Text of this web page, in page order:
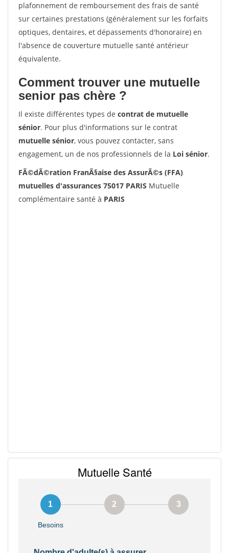
plafonnement de remboursement des frais de santé
sur certaines prestations (généralement sur les forfaits
optiques, dentaires, et dépassements d'honoraire) en
l'absence de couverture mutuelle santé antérieur
équivalente.
Comment trouver une mutuelle
senior pas chère ?
Il existe différentes types de contrat de mutuelle
sénior. Pour plus d'informations sur le contrat
mutuelle sénior, vous pouvez contacter, sans
engagement, un de nos professionnels de la Loi sénior.
FÃ©dÃ©ration FranÃ§aise des AssurÃ©s (FFA)
mutuelles d'assurances 75017 PARIS Mutuelle
complémentaire santé à PARIS